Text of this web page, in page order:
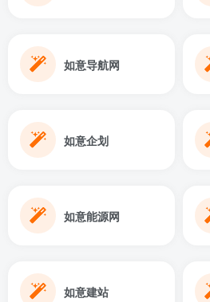
如意导航网
如意企划
如意能源网
如意建站